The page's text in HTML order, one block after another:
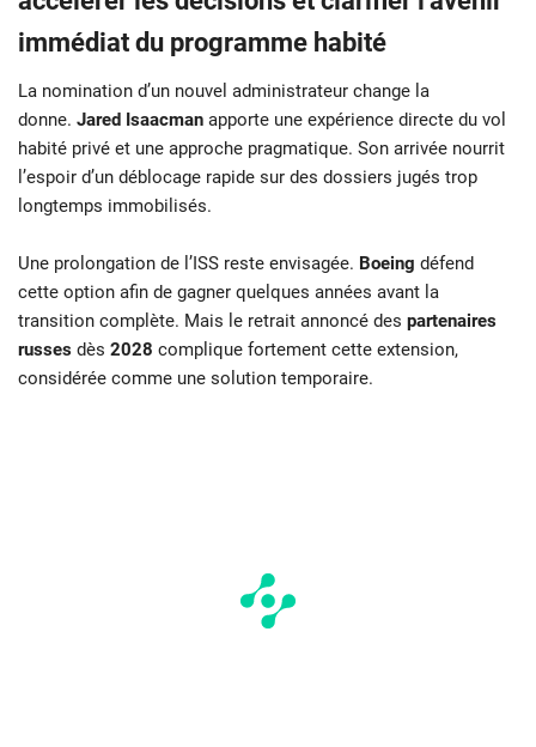
immédiat du programme habité
La nomination d’un nouvel administrateur change la
donne. Jared Isaacman apporte une expérience directe du vol
habité privé et une approche pragmatique. Son arrivée nourrit
l’espoir d’un déblocage rapide sur des dossiers jugés trop
longtemps immobilisés.
Une prolongation de l’ISS reste envisagée. Boeing défend
cette option afin de gagner quelques années avant la
transition complète. Mais le retrait annoncé des partenaires
russes dès 2028 complique fortement cette extension,
considérée comme une solution temporaire.